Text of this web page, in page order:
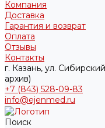
Компания
Доставка
Гарантия и возврат
Оплата
Отзывы
Контакты
г. Казань, ул.
архив)
+7 (843) 528-09-83
info@ejenmed.ru
Поиск